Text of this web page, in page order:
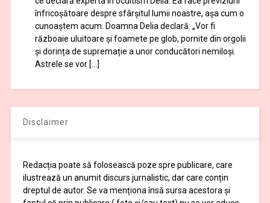
înfricoșătoare despre sfârșitul lumii noastre, așa cum o
cunoaștem acum. Doamna Delia declară: „Vor fi
războaie uluitoare și foamete pe glob, pornite din orgolii
și dorința de supremație a unor conducători nemiloși.
Astrele se vor […]
Disclaimer
Redacția poate să folosească poze spre publicare, care
ilustrează un anumit discurs jurnalistic, dar care conțin
dreptul de autor. Se va menționa însă sursa acestora și